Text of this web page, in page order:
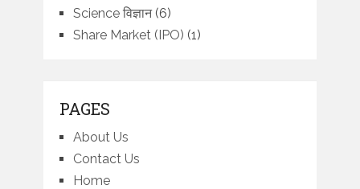
Science विज्ञान(6)
Share Market (IPO) (1)
PAGES
About Us
Contact Us
Home